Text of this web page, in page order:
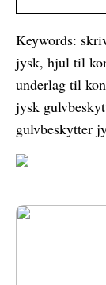
Keywords:
jysk, hjul til
underlag til
jysk
gulvbeskytter